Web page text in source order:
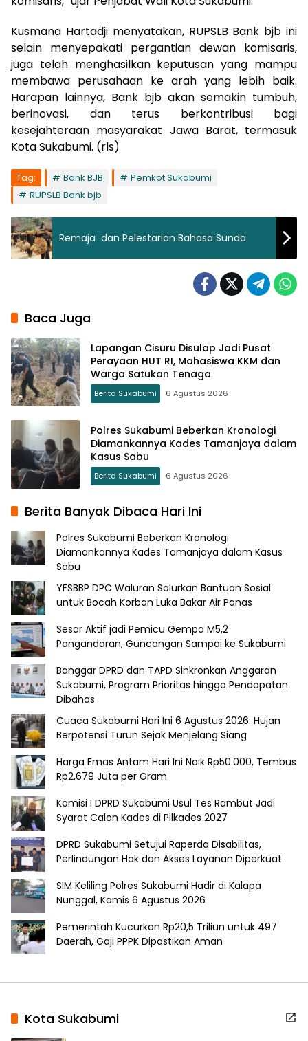
Kusmana Hartadji menyatakan, RUPSLB Bank bjb ini
selain menyepakati pergantian dewan komisaris,
juga telah menghasilkan keputusan yang mampu
membawa perusahaan ke arah yang lebih baik.
Harapan lainnya, Bank bjb akan semakin tumbuh,
berinovasi, dan terus berkontribusi bagi
kesejahteraan masyarakat Jawa Barat, termasuk
Kota Sukabumi. (rls)
Tag: Bank BJB
Pemkot Sukabumi
RUPSLB Bank bjb
Remaja dan Pelestarian Bahasa Sunda
Baca Juga
Lapangan Cisuru Disulap Jadi Pusat
Perayaan HUT RI, Mahasiswa KKM dan
Warga Satukan Tenaga
Berita Sukabumi 6 Agustus 2026
Polres Sukabumi Beberkan Kronologi
Diamankannya Kades Tamanjaya dalam
Kasus Sabu
Berita Sukabumi 6 Agustus 2026
Berita Banyak Dibaca Hari Ini
Polres Sukabumi Beberkan Kronologi
Diamankannya Kades Tamanjaya dalam Kasus
Sabu
YFSBBP DPC Waluran Salurkan Bantuan Sosial
untuk Bocah Korban Luka Bakar Air Panas
Sesar Aktif jadi Pemicu Gempa M5,2
Pangandaran, Guncangan Sampai ke Sukabumi
Banggar DPRD dan TAPD Sinkronkan Anggaran
Sukabumi, Program Prioritas hingga Pendapatan
Dibahas
Cuaca Sukabumi Hari Ini 6 Agustus 2026: Hujan
Berpotensi Turun Sejak Menjelang Siang
Harga Emas Antam Hari Ini Naik Rp50.000, Tembus
Rp2,679 Juta per Gram
Komisi I DPRD Sukabumi Usul Tes Rambut Jadi
Syarat Calon Kades di Pilkades 2027
DPRD Sukabumi Setujui Raperda Disabilitas,
Perlindungan Hak dan Akses Layanan Diperkuat
SIM Keliling Polres Sukabumi Hadir di Kalapa
Nunggal, Kamis 6 Agustus 2026
Pemerintah Kucurkan Rp20,5 Triliun untuk 497
Daerah, Gaji PPPK Dipastikan Aman
Kota Sukabumi